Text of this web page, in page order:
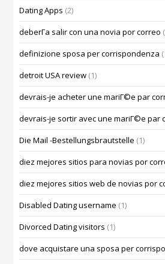
Dating Apps (2)
deberГ­a salir con una novia por correo
definizione sposa per corrispondenza
detroit USA review (1)
devrais-je acheter une mariГ©e par
devrais-je sortir avec une mariГ©e par
Die Mail -Bestellungsbrautstelle (1)
diez mejores sitios para novias por
diez mejores sitios web de novias por
Disabled Dating username (1)
Divorced Dating visitors (1)
dove acquistare una sposa per